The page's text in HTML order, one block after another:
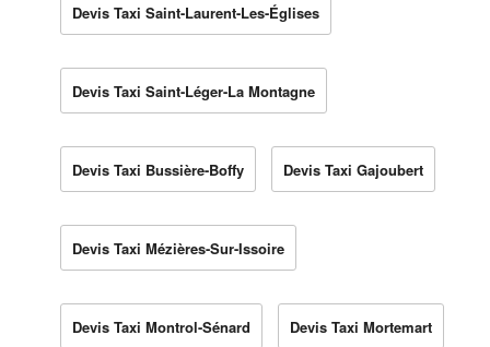
Devis Taxi Saint-Laurent-Les-Églises
Devis Taxi Saint-Léger-La Montagne
Devis Taxi Bussière-Boffy Devis Taxi Gajoubert
Devis Taxi Mézières-Sur-Issoire
Devis Taxi Montrol-Sénard Devis Taxi Mortemart